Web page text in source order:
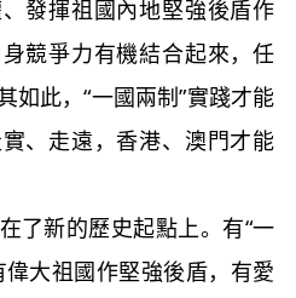
發揮祖國內地堅強後盾作
競爭力有機結合起來，任
如此，“一國兩制”實踐才能
、走遠，香港、澳門才能
新的歷史起點上。有“一
大祖國作堅強後盾，有愛